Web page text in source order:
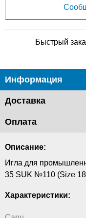
Быстрый
Информация
Доставка
Оплата
Описание:
Игла для
35 SUK №110 (Size
Характеристики: